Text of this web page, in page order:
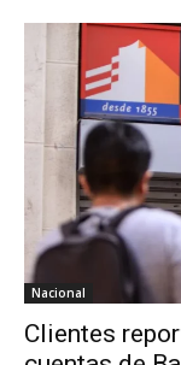
Nacional
Clientes